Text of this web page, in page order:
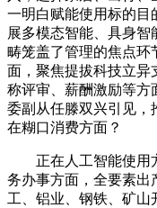
一明白赋能使用标的目
展多模态智能、具身
畴笼盖了管理的焦点环
面，聚焦提拔科技立异
称评审、薪酬激励等方
委副从任滕双兴引见，
在糊口消费方面？
正在人工智能使用方
务办事方面，全要素出
工、铝业、钢铁、矿山